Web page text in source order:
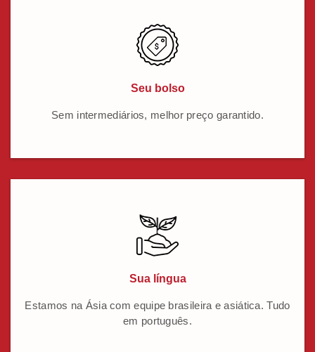
Seu bolso
Sem intermediários, melhor preço garantido.
Sua língua
Estamos na Ásia com equipe brasileira e asiática. Tudo
em português.